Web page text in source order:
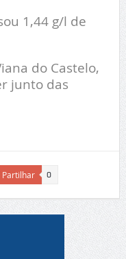
1,44 g/l de
do Castelo,
junto das
Partilhar 0